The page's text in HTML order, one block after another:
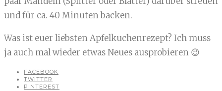
und für ca. 40 Minuten backen.
Was ist euer liebsten Apfelkuchenrezept? Ich muss
ja auch mal wieder etwas Neues ausprobieren 😉
FACEBOOK
TWITTER
PINTEREST